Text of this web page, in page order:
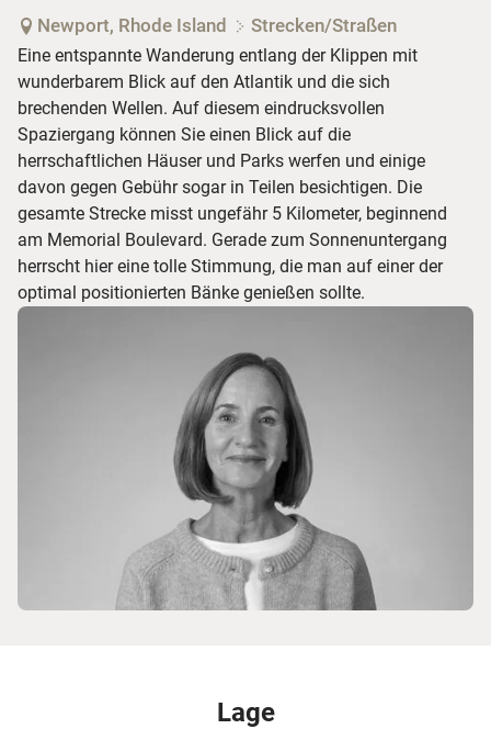
Newport, Rhode Island Strecken/Straßen
Eine entspannte Wanderung entlang der Klippen mit
wunderbarem Blick auf den Atlantik und die sich
brechenden Wellen. Auf diesem eindrucksvollen
Spaziergang können Sie einen Blick auf die
herrschaftlichen Häuser und Parks werfen und einige
davon gegen Gebühr sogar in Teilen besichtigen. Die
gesamte Strecke misst ungefähr 5 Kilometer, beginnend
am Memorial Boulevard. Gerade zum Sonnenuntergang
herrscht hier eine tolle Stimmung, die man auf einer der
optimal positionierten Bänke genießen sollte.
Lage